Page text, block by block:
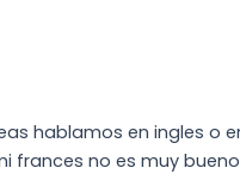
hablamos en ingles o
frances no es muy bueno